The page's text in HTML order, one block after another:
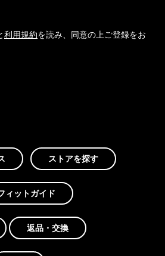
利用規約を読み、同意の上ご登録をお
ストアを探す
ィットガイド
返品・交換